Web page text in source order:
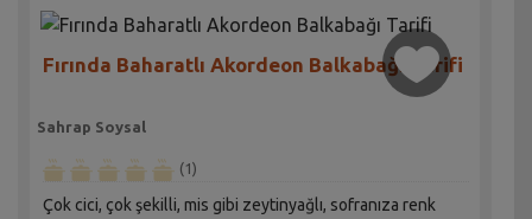
Fırında Baharatlı Akordeon Balkabağı Tarifi
Sahrap Soysal
(1)
Çok cici, çok şekilli, mis gibi zeytinyağlı, sofranıza renk